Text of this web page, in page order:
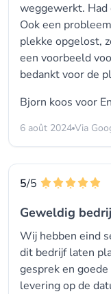
weggewerkt. Had
Ook een
plekke opgelost,
een voorbeeld
bedankt voor de
Bjorn koos voor
6 août 2024 Via
5/5
Geweldig
Wij hebben eind
dit bedrijf laten
gesprek en
levering op de